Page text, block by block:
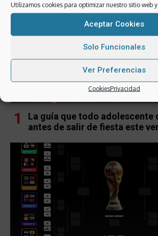
Utilizamos cookies para optimizar nuestro sitio web
Aceptar Cookies
Solo Funcionales
Ver Preferencias
CookiesPrivacidad
La guía que todo adolescente
antes de salir de fiesta este